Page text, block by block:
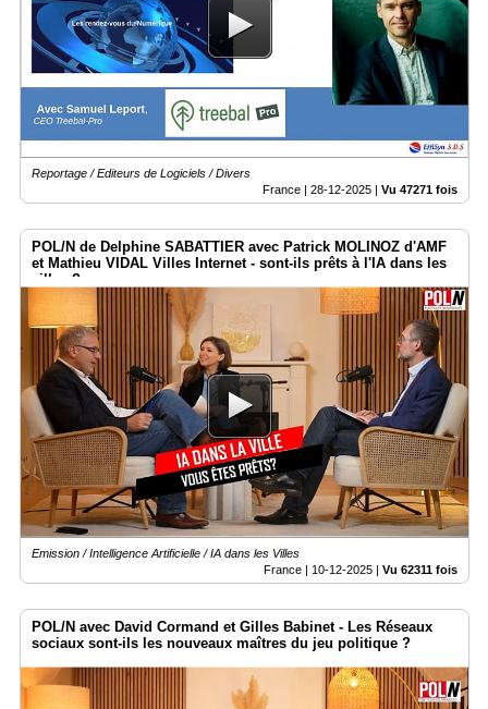
Reportage / Editeurs de Logiciels / Divers
France | 28-12-2025 | Vu 47271 fois
POL/N de Delphine SABATTIER avec Patrick MOLINOZ d'AMF
et Mathieu VIDAL Villes Internet - sont-ils prêts à l'IA dans les
villes ?
Emission / Intelligence Artificielle / IA dans les Villes
France | 10-12-2025 Vu 62311 fois
POL/N avec David Cormand et Gilles Babinet - Les Réseaux
sociaux sont-ils les nouveaux maîtres du jeu politique ?